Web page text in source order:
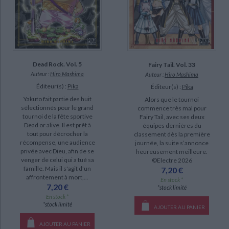
Dead Rock. Vol. 5
Auteur : Hiro Mashima
Éditeur(s) : Pika
Yakuto fait partie des huit
sélectionnés pour le grand
tournoi de la fête sportive
Dead or alive. Il est prêt à
tout pour décrocher la
récompense, une audience
privée avec Dieu, afin de se
venger de celui qui a tué sa
famille. Mais il s'agit d'un
affrontement à mort,...
7,20 €
En stock *
*stock limité
AJOUTER AU PANIER
Fairy Tail. Vol. 33
Auteur : Hiro Mashima
Éditeur(s) : Pika
Alors que le tournoi
commence très mal pour
Fairy Tail, avec ses deux
équipes dernières du
classement dès la première
journée, la suite s’annonce
heureusement meilleure.
©Electre 2026
7,20 €
En stock *
*stock limité
AJOUTER AU PANIER